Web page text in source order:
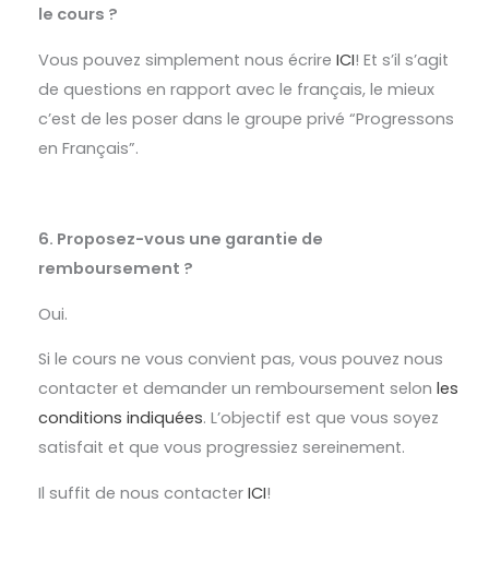
le cours ?
Vous pouvez simplement nous écrireICI! Et s’il s’agit
de questions en rapport avec le français, le mieux
c’est de les poser dans le groupe privé “Progressons
en Français”.
6. Proposez-vous une garantie de
remboursement ?
Oui.
Si le cours ne vous convient pas, vous pouvez nous
contacter et demander un remboursement selonles
conditions indiquées. L’objectif est que vous soyez
satisfait et que vous progressiez sereinement.
Il suffit de nous contacterICI!